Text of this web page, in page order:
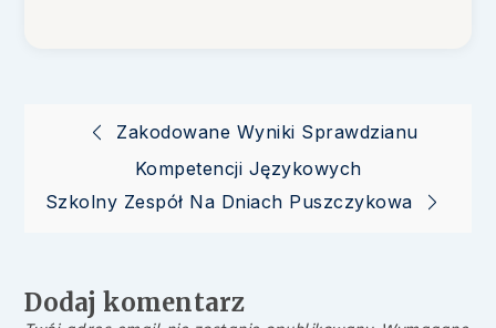
Nawigacja
wpisu
Zakodowane Wyniki Sprawdzianu
Kompetencji Językowych
Szkolny Zespół Na Dniach Puszczykowa
Dodaj komentarz